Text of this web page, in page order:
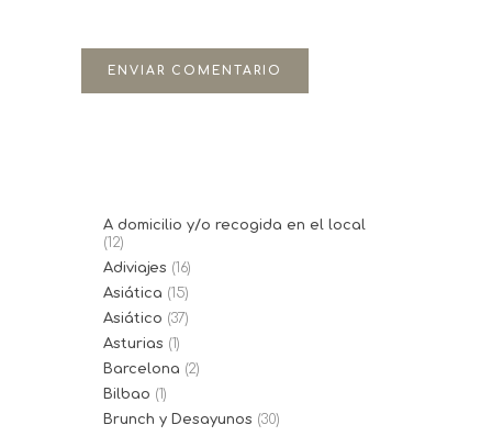
A domicilio y/o recogida en el local
(12)
Adiviajes (16)
Asiática (15)
Asiático (37)
Asturias (1)
Barcelona (2)
Bilbao (1)
Brunch y Desayunos (30)